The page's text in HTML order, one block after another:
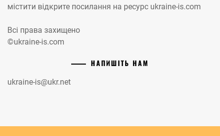
містити відкрите посилання на ресурс ukraine-is.com
Всі права захищено
©ukraine-is.com
НАПИШІТЬ НАМ
ukraine-is@ukr.net